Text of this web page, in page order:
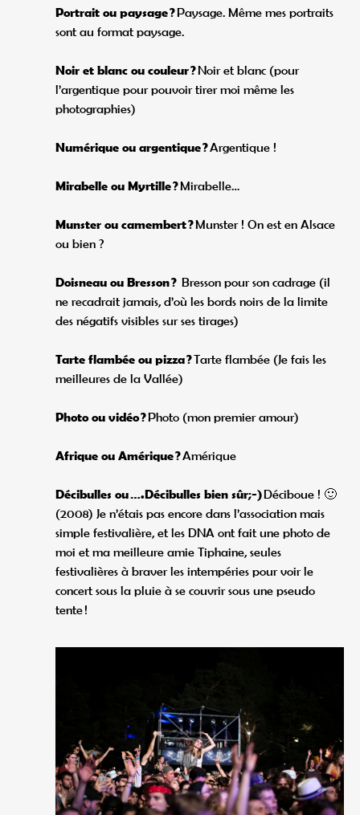
Portrait ou paysage ?Paysage. Même mes portraits
sont au format paysage.
Noir et blanc ou couleur ?Noir et blanc (pour
l’argentique pour pouvoir tirer moi même les
photographies)
Numérique ou argentique ?Argentique !
Mirabelle ou Myrtille ?Mirabelle…
Munster ou camembert ?Munster ! On est en Alsace
ou bien ?
Doisneau ou Bresson ?Bresson pour son cadrage (il
ne recadrait jamais, d’où les bords noirs de la limite
des négatifs visibles sur ses tirages)
Tarte flambée ou pizza ?Tarte flambée (Je fais les
meilleures de la Vallée)
Photo ou vidéo ?Photo (mon premier amour)
Afrique ou Amérique ?Amérique
Décibulles ou ….Décibulles bien sûr;-)Déciboue ! 🙂
(2008) Je n’étais pas encore dans l’association mais
simple festivalière, et les DNA ont fait une photo de
moi et ma meilleure amie Tiphaine, seules
festivalières à braver les intempéries pour voir le
concert sous la pluie à se couvrir sous une pseudo
tente !